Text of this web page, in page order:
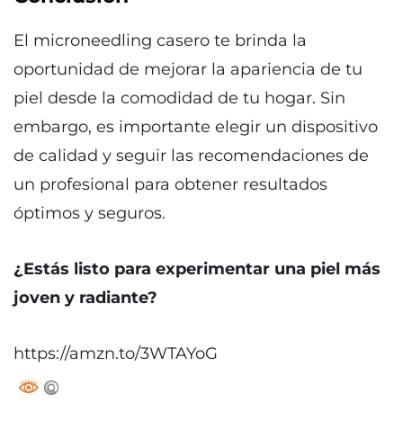
El microneedling casero te brinda la
oportunidad de mejorar la apariencia de tu
piel desde la comodidad de tu hogar. Sin
embargo, es importante elegir un dispositivo
de calidad y seguir las recomendaciones de
un profesional para obtener resultados
óptimos y seguros.
¿Estás listo para experimentar una piel más
joven y radiante?
https://amzn.to/3WTAYoG